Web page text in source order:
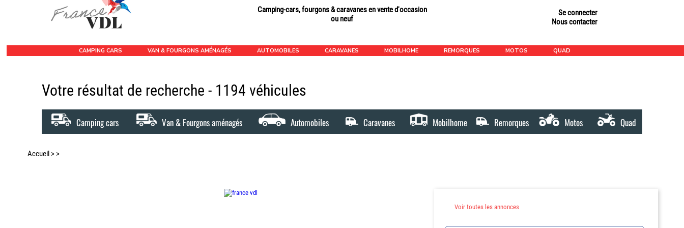
Camping-cars, fourgons & caravanes en vente d'occasion
ou neuf
Se connecter
Nous contacter
CAMPING CARS VAN & FOURGONS AMÉNAGÉS AUTOMOBILES CARAVANES MOBILHOME REMORQUES MOTOS QUAD
Votre résultat de recherche - 1194 véhicules
Camping cars Van & Fourgons aménagés Automobiles Caravanes Mobilhome Remorques Motos Quad
Accueil > >
Voir toutes les annonces